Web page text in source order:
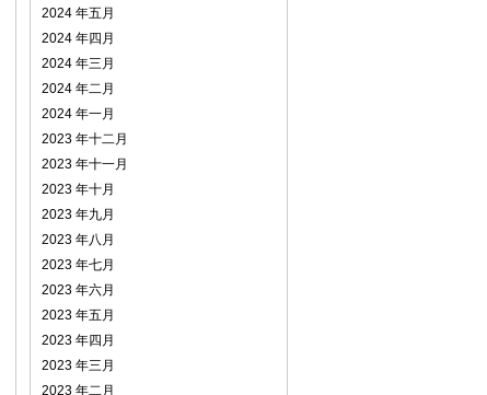
2024 年五月
2024 年四月
2024 年三月
2024 年二月
2024 年一月
2023 年十二月
2023 年十一月
2023 年十月
2023 年九月
2023 年八月
2023 年七月
2023 年六月
2023 年五月
2023 年四月
2023 年三月
2023 年二月